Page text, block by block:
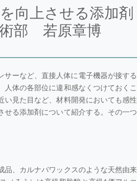
向上させる添加
部 若原章博
ーなど、直接人体に電子機器が接する
体の各部位に違和感なくつけておく
見た目など、材料開発においても感
る添加剤について紹介する。その一
、カルナバワックスのような天然由